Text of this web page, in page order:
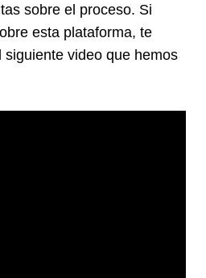
sobre el proceso. Si
esta plataforma, te
siguiente video que hemos